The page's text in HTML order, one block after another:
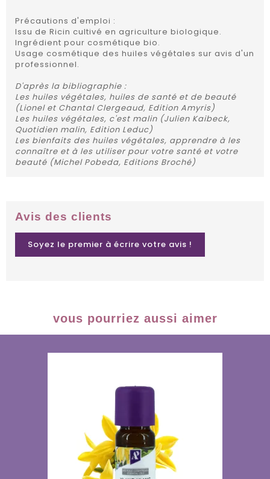
Précautions d'emploi :
Issu de Ricin cultivé en agriculture biologique.
Ingrédient pour cosmétique bio.
Usage cosmétique des huiles végétales sur avis d'un
professionnel.
D'après la bibliographie :
Les huiles végétales, huiles de santé et de beauté
(Lionel et Chantal Clergeaud, Edition Amyris)
Les huiles végétales, c'est malin (Julien Kaibeck,
Quotidien malin, Edition Leduc)
Les bienfaits des huiles végétales, apprendre à les
connaître et à les utiliser pour votre santé et votre
beauté (Michel Pobeda, Editions Broché)
Avis des clients
Soyez le premier à écrire votre avis !
vous pourriez aussi aimer